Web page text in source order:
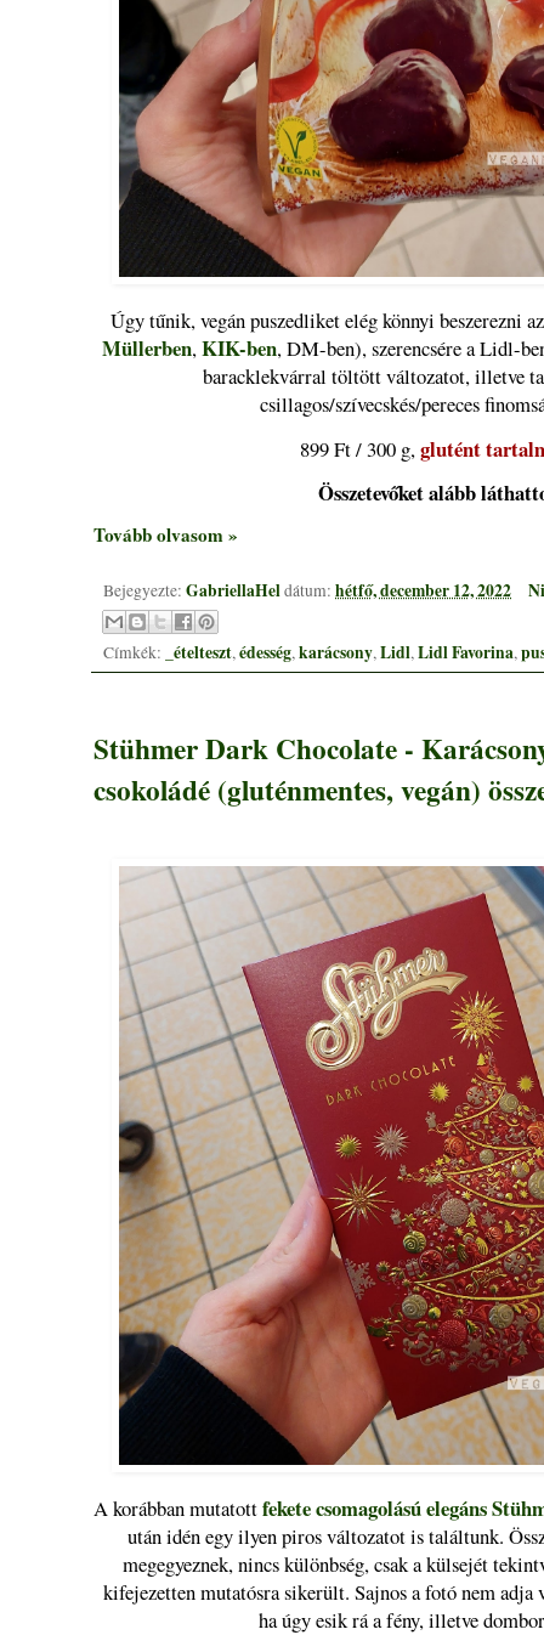
Úgy tűnik, vegán puszedliket elég könnyi beszerezni
Müllerben,KIK-ben, DM-ben), szerencsére a Lidl-
baracklekvárral töltött változatot, illetve
csillagos/szívecskés/pereces
899 Ft / 300 g, glutént
Összetevőket alább
Tovább olvasom »
Bejegyezte: GabriellaHeldátum: hétfő, december 12, 2022
Címkék: _ételteszt,édesség,karácsony,Lidl,Lidl Favorina,
Stühmer Dark Chocolate -
csokoládé (gluténmentes, vegán)
A korábban mutatottfekete csomagolású elegáns
után idén egy ilyen piros változatot is találtunk.
megegyeznek, nincs különbség, csak a külsejét
kifejezetten mutatósra sikerült. Sajnos a fotó nem adja
ha úgy esik rá a fény, illetve